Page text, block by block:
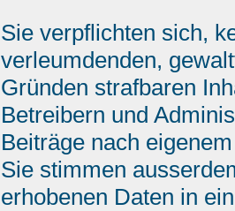
Sie verpflichten sich,
verleumdenden,
Gründen strafbaren
Betreibern und
Beiträge nach
Sie stimmen
erhobenen Daten in